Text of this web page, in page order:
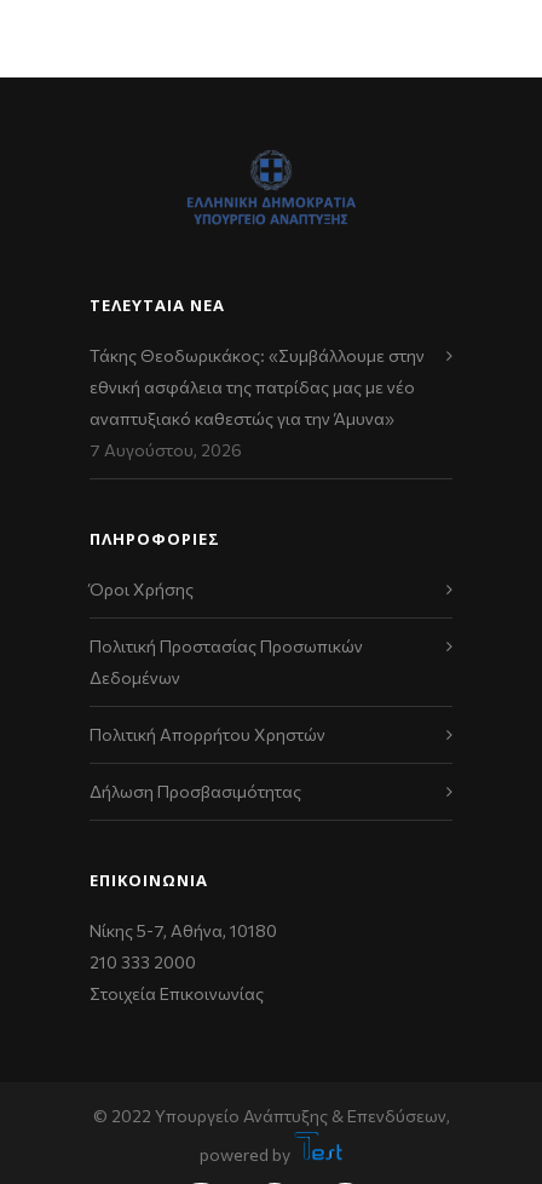
ΤΕΛΕΥΤΑΊΑ ΝΈΑ
Τάκης Θεοδωρικάκος: «Συμβάλλουμε στην
εθνική ασφάλεια της πατρίδας μας με νέο
αναπτυξιακό καθεστώς για την Άμυνα»
7 Αυγούστου, 2026
ΠΛΗΡΟΦΟΡΙΕΣ
Όροι Χρήσης
Πολιτική Προστασίας Προσωπικών
Δεδομένων
Πολιτική Απορρήτου Χρηστών
Δήλωση Προσβασιμότητας
ΕΠΙΚΟΙΝΩΝΊΑ
Νίκης 5-7, Αθήνα, 10180
210 333 2000
Στοιχεία Επικοινωνίας
© 2022 Υπουργείο Ανάπτυξης & Επενδύσεων,
powered by